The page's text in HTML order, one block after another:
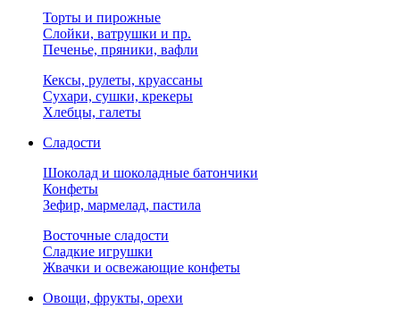
Торты и пирожные
Слойки, ватрушки и пр.
Печенье, пряники, вафли
Кексы, рулеты, круассаны
Сухари, сушки, крекеры
Хлебцы, галеты
Сладости
Шоколад и шоколадные батончики
Конфеты
Зефир, мармелад, пастила
Восточные сладости
Сладкие игрушки
Жвачки и освежающие конфеты
Овощи, фрукты, орехи